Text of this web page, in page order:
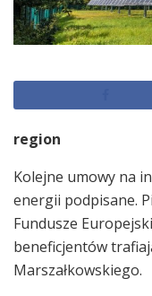
region
Kolejne umowy na
energii podpisane.
Fundusze
beneficjentów
Marszałkowskiego.